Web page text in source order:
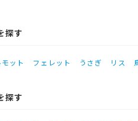
探す
ット フェレット うさぎ リス
探す